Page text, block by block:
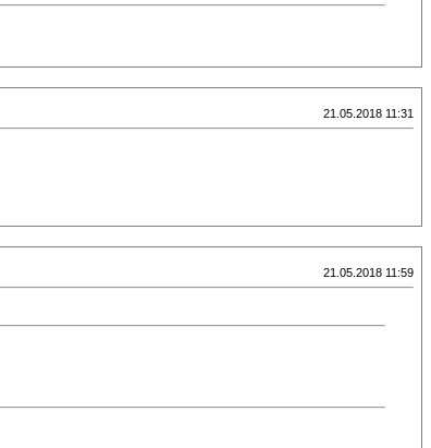
21.05.2018 11:31
21.05.2018 11:59